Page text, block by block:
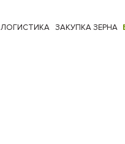
ЛОГИСТИКА ЗАКУПКА ЗЕРНА